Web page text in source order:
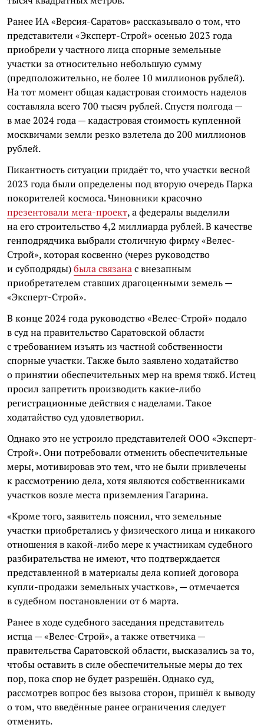
Ранее ИА «Версия-Саратов» рассказывало о том, что
представители «Эксперт-Строй» осенью 2023 года
приобрели у частного лица спорные земельные
участки за относительно небольшую сумму
(предположительно, не более 10 миллионов рублей).
На тот момент общая кадастровая стоимость наделов
составляла всего 700 тысяч рублей. Спустя полгода —
в мае 2024 года — кадастровая стоимость купленной
москвичами земли резко взлетела до 200 миллионов
рублей.
Пикантность ситуации придаёт то, что участки весной
2023 года были определены под вторую очередь Парка
покорителей космоса. Чиновники красочно
презентовали мега-проект, а федералы выделили
на его строительство 4,2 миллиарда рублей. В качестве
генподрядчика выбрали столичную фирму «Велес-
Строй», которая косвенно (через руководство
и субподряды)была связанас внезапным
приобретателем ставших драгоценными земель —
«Эксперт-Строй».
В конце 2024 года руководство «Велес-Строй» подало
в суд на правительство Саратовской области
с требованием изъять из частной собственности
спорные участки. Также было заявлено ходатайство
о принятии обеспечительных мер на время тяжб. Истец
просил запретить производить какие-либо
регистрационные действия с наделами. Такое
ходатайство суд удовлетворил.
Однако это не устроило представителей ООО «Эксперт-
Строй». Они потребовали отменить обеспечительные
меры, мотивировав это тем, что не были привлечены
к рассмотрению дела, хотя являются собственниками
участков возле места приземления Гагарина.
«Кроме того, заявитель пояснил, что земельные
участки приобретались у физического лица и никакого
отношения в какой-либо мере к участникам судебного
разбирательства не имеют, что подтверждается
представленной в материалы дела копией договора
купли-продажи земельных участков», — отмечается
в судебном постановлении от 6 марта.
Ранее в ходе судебного заседания представитель
истца — «Велес-Строй», а также ответчика —
правительства Саратовской области, высказались за то,
чтобы оставить в силе обеспечительные меры до тех
пор, пока спор не будет разрешён. Однако суд,
рассмотрев вопрос без вызова сторон, пришёл к выводу
о том, что введённые ранее ограничения следует
отменить.